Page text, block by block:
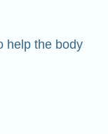
help the body